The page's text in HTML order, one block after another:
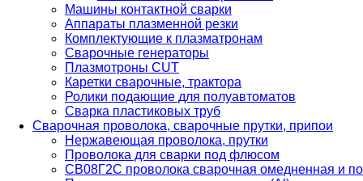
Машины контактной сварки
Аппараты плазменной резки
Комплектующие к плазматронам
Сварочные генераторы
Плазмотроны CUT
Каретки сварочные, трактора
Ролики подающие для полуавтоматов
Сварка пластиковых труб
Сварочная проволока, сварочные прутки, припои
Нержавеющая проволока, прутки
Проволока для сварки под флюсом
СВ08Г2С проволока сварочная омедненная и